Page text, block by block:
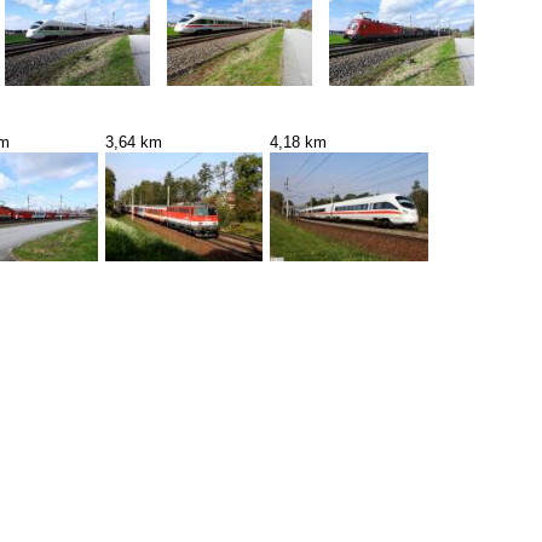
3,64 km 4,18 km